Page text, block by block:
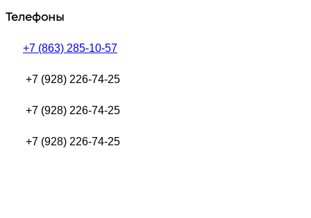
Телефоны
+7 (863) 285-10-57
+7 (928) 226-74-25
+7 (928) 226-74-25
+7 (928) 226-74-25